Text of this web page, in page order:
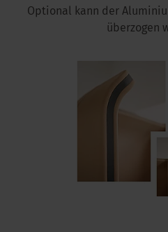
Optional kann der
überzogen